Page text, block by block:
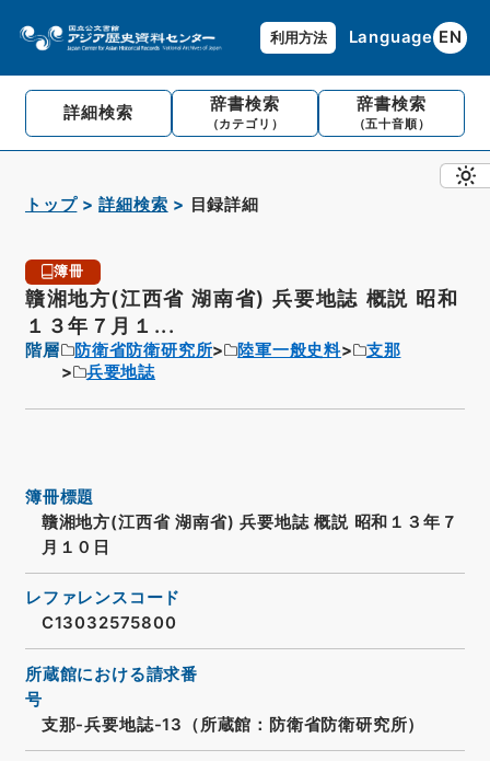
利用方法 Language EN
詳細検索 辞書検索
（カテゴリ）
辞書検索
（五十音順）
トップ 詳細検索 目録詳細
簿冊
贛湘地方(江西省 湖南省) 兵要地誌 概説 昭和
１３年７月１...
階層 防衛省防衛研究所 陸軍一般史料
支那
兵要地誌
簿冊標題
贛湘地方(江西省 湖南省) 兵要地誌 概説 昭和１３年７
月１０日
レファレンスコード
C13032575800
所蔵館における請求番
号
支那-兵要地誌-13（所蔵館：防衛省防衛研究所）